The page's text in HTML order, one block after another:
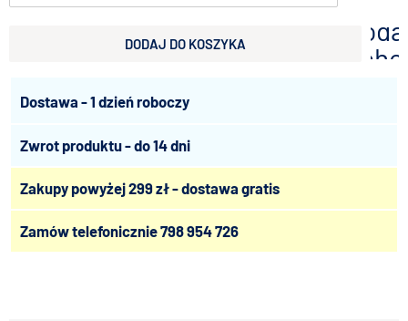
DODAJ DO KOSZYKA
Dostawa - 1 dzień roboczy
Zwrot produktu - do 14 dni
Zakupy powyżej 299 zł - dostawa gratis
Zamów telefonicznie798 954 726